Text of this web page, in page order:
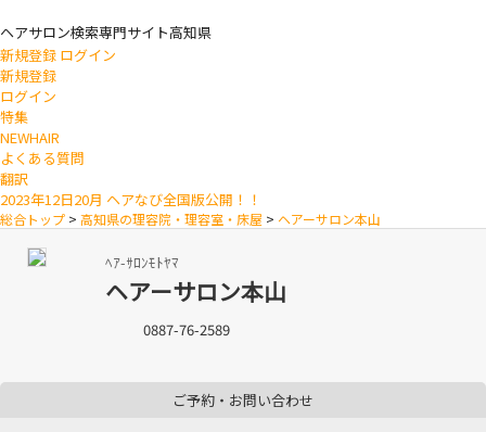
ヘアサロン検索専門サイト高知県
新規登録 ログイン
新規登録
ログイン
特集
NEWHAIR
よくある質問
翻訳
2023年12日20月 ヘアなび全国版公開！！
総合トップ > 高知県の理容院・理容室・床屋 > ヘアーサロン本山
ﾍｱ-ｻﾛﾝﾓﾄﾔﾏ
ヘアーサロン本山
0887-76-2589
ご予約・お問い合わせ